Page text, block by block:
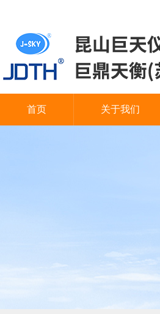
首页 关于我们